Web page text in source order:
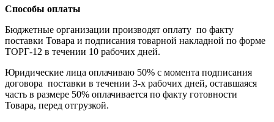
Способы оплаты
Бюджетные организации производят оплату по факту
поставки Товара и подписания товарной накладной по форме
ТОРГ-12 в течении 10 рабочих дней.
Юридические лица оплачиваю 50% с момента подписания
договора поставки в течении 3-х рабочих дней, оставшаяся
часть в размере 50% оплачивается по факту готовности
Товара, перед отгрузкой.